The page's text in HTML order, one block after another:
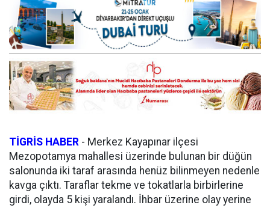
TİGRİS HABER - Merkez Kayapınar ilçesi
Mezopotamya mahallesi üzerinde bulunan bir düğün
salonunda iki taraf arasında henüz bilinmeyen nedenle
kavga çıktı. Taraflar tekme ve tokatlarla birbirlerine
girdi, olayda 5 kişi yaralandı. İhbar üzerine olay yerine